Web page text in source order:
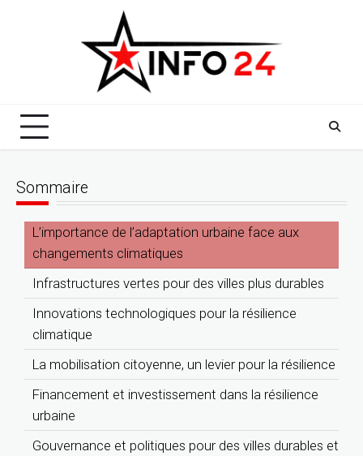
Sommaire
L’importance de l’adaptation urbaine face aux
changements climatiques
Infrastructures vertes pour des villes plus durables
Innovations technologiques pour la résilience
climatique
La mobilisation citoyenne, un levier pour la résilience
Financement et investissement dans la résilience
urbaine
Gouvernance et politiques pour des villes durables et